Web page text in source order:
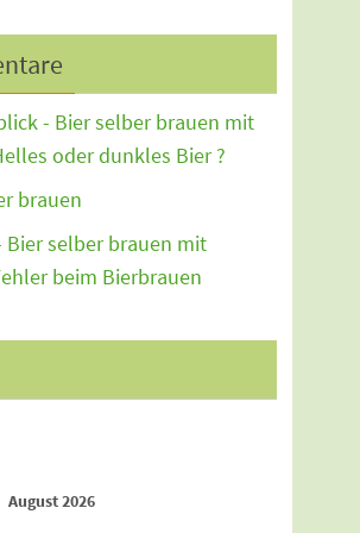
- Bier selber brauen mit
oder dunkles Bier ?
brauen
Bier selber brauen mit
beim Bierbrauen
August 2026